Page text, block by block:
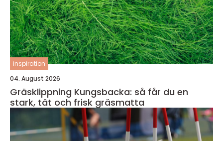
inspiration
04. August 2026
Gräsklippning Kungsbacka: så får du en
stark, tät och frisk gräsmatta